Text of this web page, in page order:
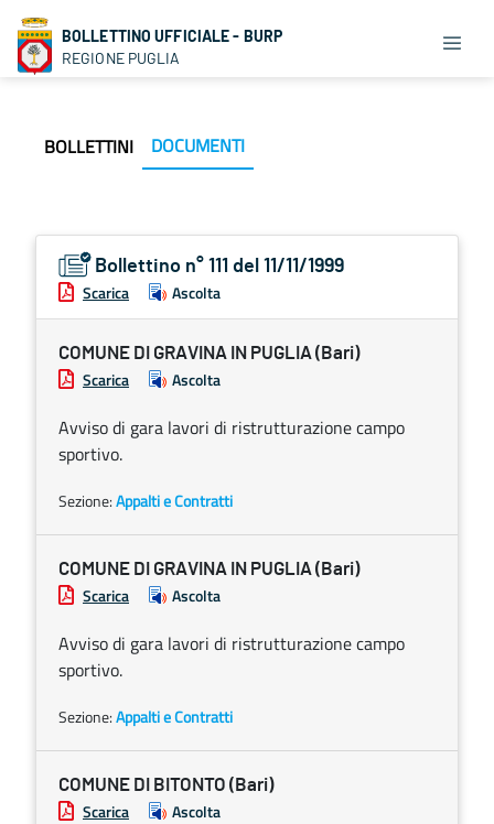
BOLLETTINO UFFICIALE - BURP
REGIONE PUGLIA
BOLLETTINI DOCUMENTI
Bollettino n° 111 del 11/11/1999
Scarica Ascolta
COMUNE DI GRAVINA IN PUGLIA (Bari)
Scarica Ascolta
Avviso di gara lavori di ristrutturazione campo
sportivo.
Sezione:Appalti e Contratti
COMUNE DI GRAVINA IN PUGLIA (Bari)
Scarica Ascolta
Avviso di gara lavori di ristrutturazione campo
sportivo.
Sezione:Appalti e Contratti
COMUNE DI BITONTO (Bari)
Scarica Ascolta